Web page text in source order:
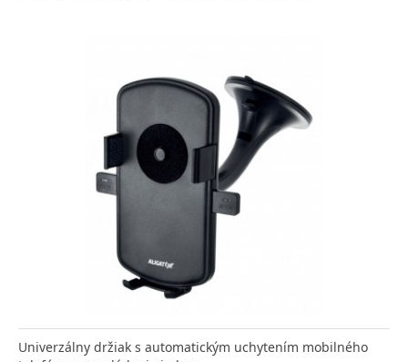
Univerzálny držiak s automatickým uchytením mobilného